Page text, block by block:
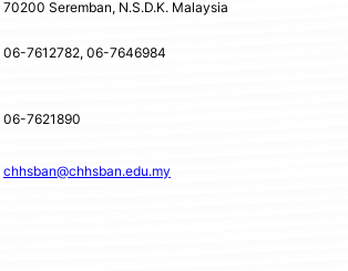
70200 Seremban, N.S.D.K. Malaysia
06-7612782, 06-7646984
06-7621890
chhsban@chhsban.edu.my